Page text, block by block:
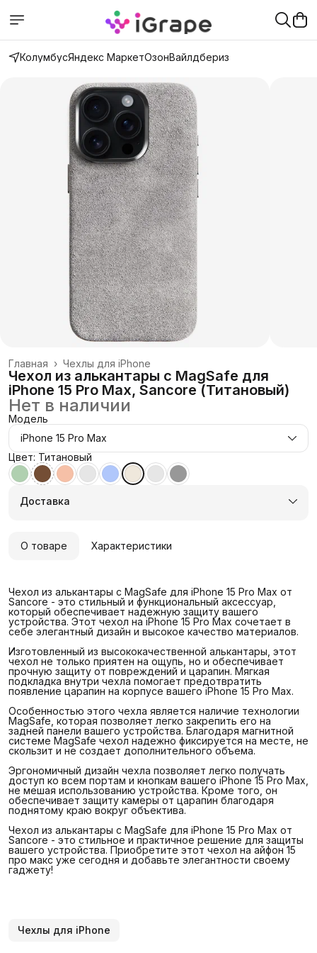
КолумбусЯндекс МаркетОзонВайлдбериз
Чехлы для iPhone
Главная ›
Чехол из алькантары с MagSafe для
iPhone 15 Pro Max, Sancore (Титановый)
Нет в наличии
Модель
iPhone 15 Pro Max
Цвет: Титановый
Доставка
О товаре Характеристики
Чехол из алькантары с MagSafe для iPhone 15 Pro Max от
Sancore - это стильный и функциональный аксессуар,
который обеспечивает надежную защиту вашего
устройства. Этот чехол на iPhone 15 Pro Max сочетает в
себе элегантный дизайн и высокое качество материалов.
Изготовленный из высококачественной алькантары, этот
чехол не только приятен на ощупь, но и обеспечивает
прочную защиту от повреждений и царапин. Мягкая
подкладка внутри чехла помогает предотвратить
появление царапин на корпусе вашего iPhone 15 Pro Max.
Особенностью этого чехла является наличие технологии
MagSafe, которая позволяет легко закрепить его на
задней панели вашего устройства. Благодаря магнитной
системе MagSafe чехол надежно фиксируется на месте, не
скользит и не создает дополнительного объема.
Эргономичный дизайн чехла позволяет легко получать
доступ ко всем портам и кнопкам вашего iPhone 15 Pro Max,
не мешая использованию устройства. Кроме того, он
обеспечивает защиту камеры от царапин благодаря
поднятому краю вокруг объектива.
Чехол из алькантары с MagSafe для iPhone 15 Pro Max от
Sancore - это стильное и практичное решение для защиты
вашего устройства. Приобретите этот чехол на айфон 15
про макс уже сегодня и добавьте элегантности своему
гаджету!
Чехлы для iPhone